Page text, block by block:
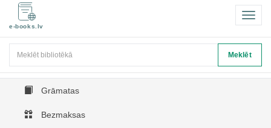
e-books.lv
Meklēt
Grāmatas
Bezmaksas